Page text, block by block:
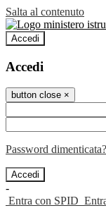
Salta al contenuto
Accedi
Accedi
button close ×
Password dimenticata?
-
Entra con SPID